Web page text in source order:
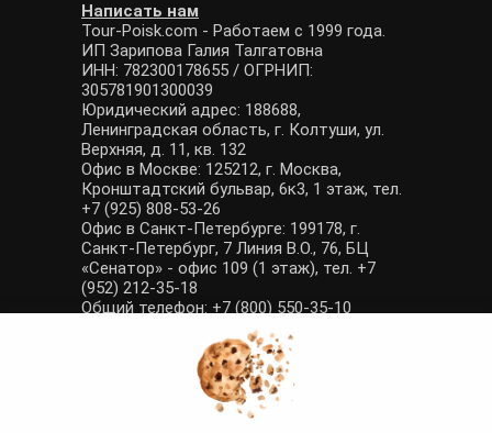
Написать нам
Tour-Poisk.com - Работаем с 1999 года.
ИП Зарипова Галия Талгатовна
ИНН: 782300178655 / ОГРНИП:
305781901300039
Юридический адрес: 188688,
Ленинградская область, г. Колтуши, ул.
Верхняя, д. 11, кв. 132
Офис в Москве: 125212, г. Москва,
Кронштадтский бульвар, 6к3, 1 этаж, тел.
+7 (925) 808-53-26
Офис в Санкт-Петербурге: 199178, г.
Санкт-Петербург, 7 Линия В.О., 76, БЦ
«Сенатор» - офис 109 (1 этаж), тел. +7
(952) 212-35-18
Общий телефон: +7 (800) 550-35-10
E-mail: manager@tour-poisk.com (общие
вопросы), admin@tour-poisk.com (жалобы)
Номер в Общероссийском реестре
туристических агентств: РТА 0003424
Политика конфиденциальности